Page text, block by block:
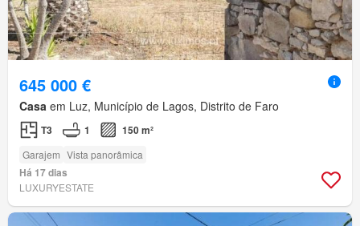
645 000 €
Casa em Luz, Município de Lagos, Distrito de Faro
T3 1 150 m²
Garajem Vista panorâmica
Há 17 dias
LUXURYESTATE